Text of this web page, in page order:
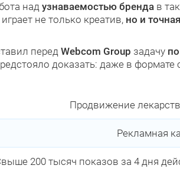
над узнаваемостью бренда в
не только креатив, но и
перед Webcom Group задачу
доказать: даже в формате
Продвижение
Рекламная
200 тысяч показов за 4 дня